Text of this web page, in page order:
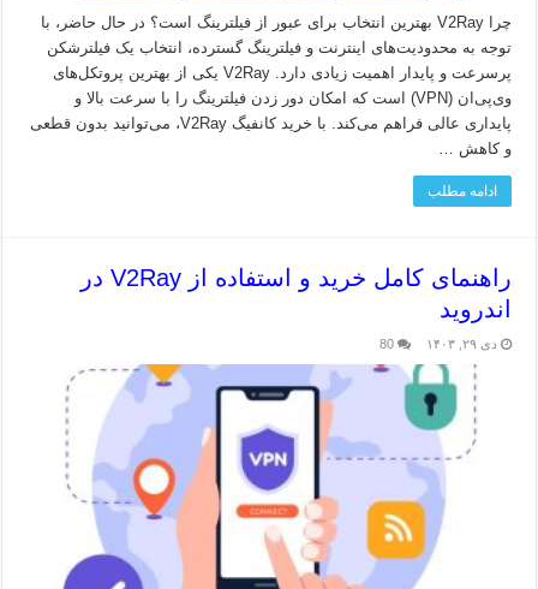
چرا V2Ray بهترین انتخاب برای عبور از فیلترینگ است؟ در حال حاضر، با
توجه به محدودیت‌های اینترنت و فیلترینگ گسترده، انتخاب یک فیلترشکن
پرسرعت و پایدار اهمیت زیادی دارد. V2Ray یکی از بهترین پروتکل‌های
وی‌پی‌ان (VPN) است که امکان دور زدن فیلترینگ را با سرعت بالا و
پایداری عالی فراهم می‌کند. با خرید کانفیگ V2Ray، می‌توانید بدون قطعی
و کاهش …
ادامه مطلب
راهنمای کامل خرید و استفاده از V2Ray در
اندروید
دی ۲۹, ۱۴۰۳ 80